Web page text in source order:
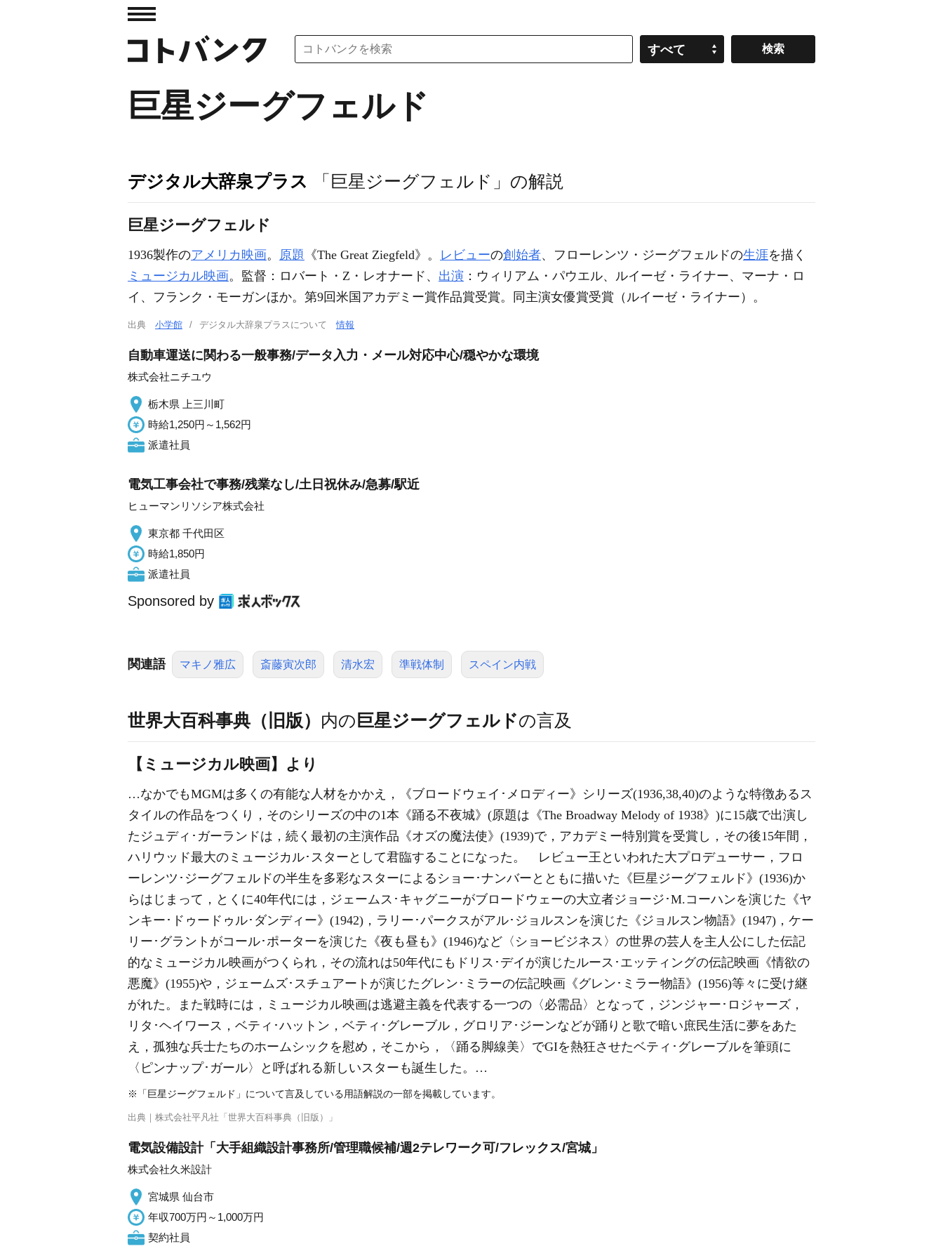
すべて
巨星ジーグフェルド
デジタル大辞泉プラス 「巨星ジーグフェルド」の解説
巨星ジーグフェルド
1936製作のアメリカ映画。 原題 《The Great Ziegfeld》。 レビューの創始者、フローレンツ・ジーグフェルドの生涯を描く
ミュージカル映画。監督：ロバート・Z・レオナード、 出演 ：ウィリアム・パウエル、ルイーゼ・ライナー、マーナ・ロ
イ、フランク・モーガンほか。第9回米国アカデミー賞作品賞受賞。同主演女優賞受賞（ルイーゼ・ライナー）。
出典 小学館 デジタル大辞泉プラスについて情報
自動車運送に関わる一般事務/データ入力・メール対応中心/穏やかな環境
株式会社ニチユウ
栃木県 上三川町
時給1,250円～1,562円
派遣社員
電気工事会社で事務/残業なし/土日祝休み/急募/駅近
ヒューマンリソシア株式会社
東京都 千代田区
時給1,850円
派遣社員
Sponsored by
関連語 マキノ雅広 斎藤寅次郎 清水宏 準戦体制 スペイン内戦
世界大百科事典（旧版） 内の 巨星ジーグフェルドの言及
【ミュージカル映画】より
…なかでもMGMは多くの有能な人材をかかえ，《ブロードウェイ･メロディー》シリーズ(1936,38,40)のような特徴あるス
タイルの作品をつくり，そのシリーズの中の1本《踊る不夜城》(原題は《The Broadway Melody of 1938》)に15歳で出演し
たジュディ･ ガーランドは，続く最初の主演作品《オズの魔法使》(1939)で，アカデミー特別賞を受賞し，その後15年間，
ハリウッド最大のミュージカル･スターとして君臨することになった。 レビュー王といわれた大プロデューサー，フロ
ーレンツ･ ジーグフェルドの半生を多彩なスターによるショー･ナンバーとともに描いた《巨星ジーグフェルド》(1936)か
らはじまって，とくに40年代には，ジェームス･キャグニーがブロードウェーの大立者ジョージ･M.コーハンを演じた《ヤ
ンキー･ドゥードゥル･ダンディー》(1942)，ラリー･パークスがアル･ジョルスンを演じた《ジョルスン物語》(1947)，ケー
リー･グラントがコール･ポーターを演じた《夜も昼も》(1946)など〈ショービジネス〉の世界の芸人を主人公にした伝記
的なミュージカル映画がつくられ，その流れは50年代にもドリス･デイが演じたルース･エッティングの伝記映画《情欲の
悪魔》(1955)や，ジェームズ･スチュアートが演じたグレン･ミラーの伝記映画《グレン･ミラー物語》(1956)等々に受け継
がれた。また戦時には，ミュージカル映画は逃避主義を代表する一つの〈必需品〉となって，ジンジャー･ロジャーズ，
リタ･ヘイワース，ベティ･ハットン，ベティ･グレーブル，グロリア･ジーンなどが踊りと歌で暗い庶民生活に夢をあた
え，孤独な兵士たちのホームシックを慰め，そこから，〈踊る脚線美〉でGIを熱狂させたベティ･グレーブルを筆頭に
〈ピンナップ･ガール〉と呼ばれる新しいスターも誕生した。…
※「巨星ジーグフェルド」について言及している用語解説の一部を掲載しています。
出典｜ 株式会社平凡社「世界大百科事典（旧版）」
電気設備設計「大手組織設計事務所/管理職候補/週2テレワーク可/フレックス/宮城」
株式会社久米設計
宮城県 仙台市
年収700万円～1,000万円
契約社員